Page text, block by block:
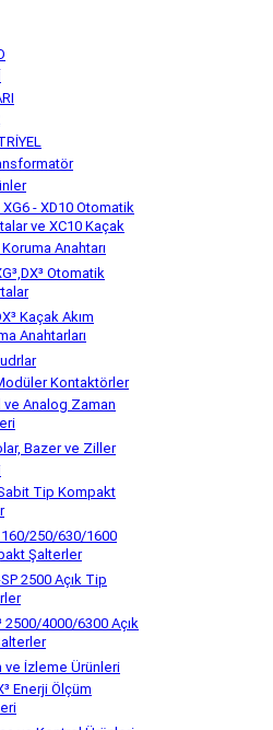
XG6 - XD10 Otomatik
ve XC10 Kaçak
Anahtarı
Otomatik
Kaçak Akım
Anahtarları
Kontaktörler
ve Analog Zaman
Bazer ve Ziller
Tip Kompakt
160/250/630/1600
Şalterler
2500 Açık Tip
2500/4000/6300 Açık
ve İzleme Ürünleri
Enerji Ölçüm